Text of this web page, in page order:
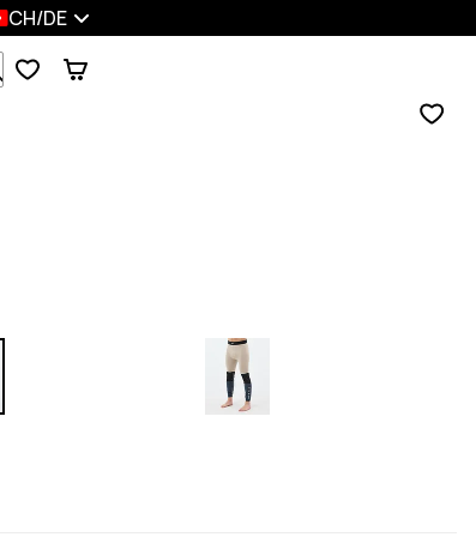
CH/DE
Durchsuche 1 000+ Produkte